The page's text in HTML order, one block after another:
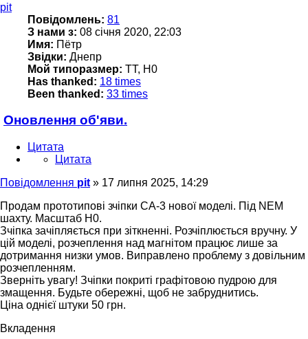
pit
Повідомлень: 81
З нами з: 08 січня 2020, 22:03
Имя: Пётр
Звідки: Днепр
Мой типоразмер: TT, H0
Has thanked: 18 times
Been thanked: 33 times
Оновлення об'яви.
Цитата
Цитата
Повідомлення pit » 17 липня 2025, 14:29
Продам прототипові зчіпки СА-3 нової моделі. Під NEM
шахту. Масштаб H0.
Зчіпка зачіпляється при зіткненні. Розчіплюється вручну. У
цій моделі, розчеплення над магнітом працює лише за
дотримання низки умов. Виправлено проблему з довільним
розчепленням.
Зверніть увагу! Зчіпки покриті графітовою пудрою для
змащення. Будьте обережні, щоб не забруднитись.
Ціна однієї штуки 50 грн.
Вкладення